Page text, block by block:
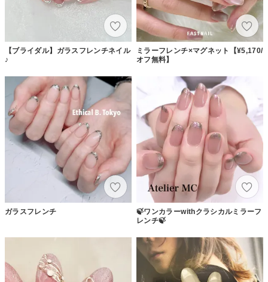
【ブライダル】ガラスフレンチネイル
♪
ミラーフレンチ×マグネット【¥5,170/
オフ無料】
ガラスフレンチ
🍃ワンカラーwithクラシカルミラーフ
レンチ🍃